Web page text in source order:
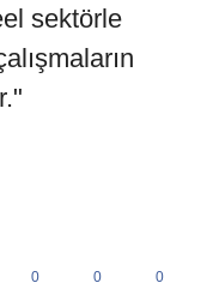
sektörle